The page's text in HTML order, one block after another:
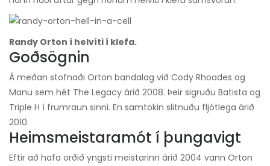
Randy Orton í helvíti í klefa.
Goðsögnin
Á meðan stofnaði Orton bandalag við Cody Rhoades og
Manu sem hét The Legacy árið 2008. Þeir sigruðu Batista og
Triple H í frumraun sinni. En samtökin slitnuðu fljótlega árið
2010.
Heimsmeistaramót í þungavigt
Eftir að hafa orðið yngsti meistarinn árið 2004 vann Orton